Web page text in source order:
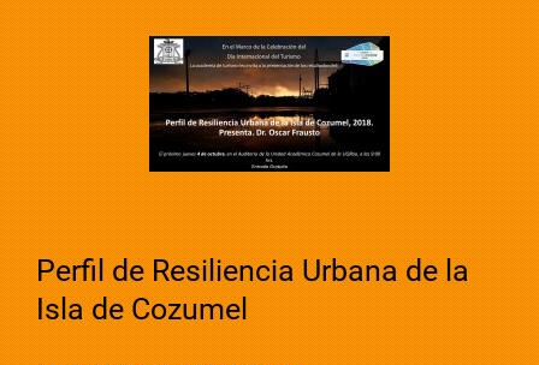
Perfil de Resiliencia Urbana de la
Isla de Cozumel